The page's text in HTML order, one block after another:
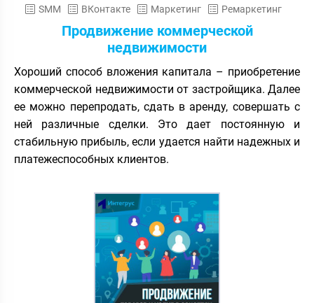
SMM ВКонтакте Маркетинг Ремаркетинг
Продвижение коммерческой
недвижимости
Хороший способ вложения капитала – приобретение
коммерческой недвижимости от застройщика. Далее
ее можно перепродать, сдать в аренду, совершать с
ней различные сделки. Это дает постоянную и
стабильную прибыль, если удается найти надежных и
платежеспособных клиентов.